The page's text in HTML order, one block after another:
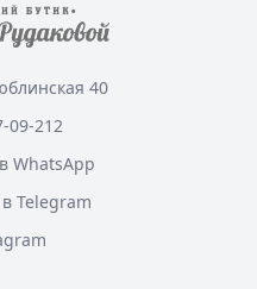
40
09-212
WhatsApp
Telegram